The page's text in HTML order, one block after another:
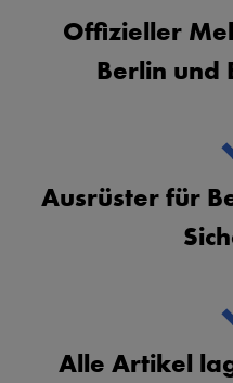
Offizieller
Berlin und
Ausrüster für
Alle Artikel